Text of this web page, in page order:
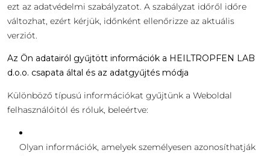
ezt az adatvédelmi szabályzatot. A szabályzat időről időre
változhat, ezért kérjük, időnként ellenőrizze az aktuális
verziót.
Az Ön adatairól gyűjtött információk a HEILTROPFEN LAB
d.o.o. csapata által és az adatgyűjtés módja
Különböző típusú információkat gyűjtünk a Weboldal
felhasználóitól és róluk, beleértve:
Olyan információk, amelyek személyesen azonosíthatják